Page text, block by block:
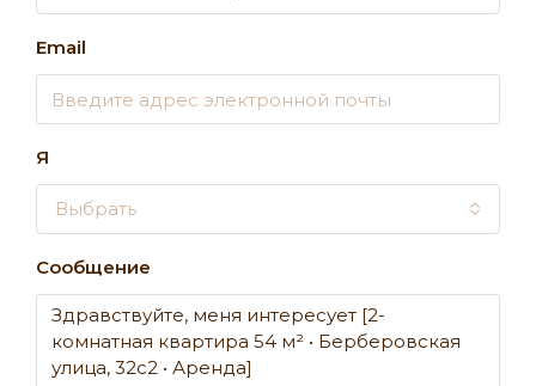
Email
Я
Выбрать
Сообщение